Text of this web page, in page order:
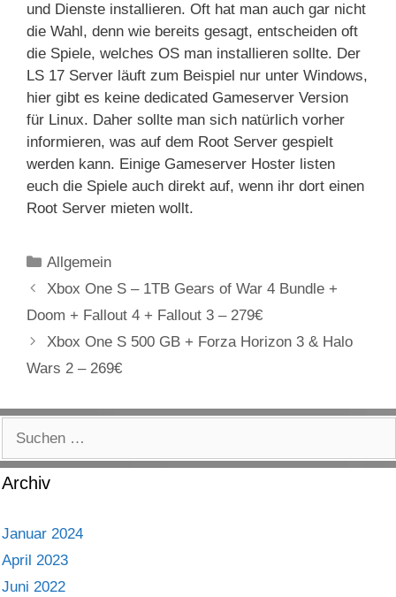
und Dienste installieren. Oft hat man auch gar nicht
die Wahl, denn wie bereits gesagt, entscheiden oft
die Spiele, welches OS man installieren sollte. Der
LS 17 Server läuft zum Beispiel nur unter Windows,
hier gibt es keine dedicated Gameserver Version
für Linux. Daher sollte man sich natürlich vorher
informieren, was auf dem Root Server gespielt
werden kann. Einige Gameserver Hoster listen
euch die Spiele auch direkt auf, wenn ihr dort einen
Root Server mieten wollt.
Kategorien
Allgemein
Xbox One S – 1TB Gears of War 4 Bundle +
Doom + Fallout 4 + Fallout 3 – 279€
Xbox One S 500 GB + Forza Horizon 3 & Halo
Wars 2 – 269€
Archiv
Januar 2024
April 2023
Juni 2022